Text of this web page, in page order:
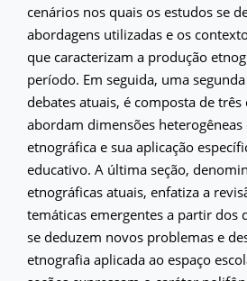
cenários nos quais os estudos se
abordagens utilizadas e os
que caracterizam a produção
período. Em seguida, uma
debates atuais, é composta de
abordam dimensões heterogêneas
etnográfica e sua aplicação
educativo. A última seção,
etnográficas atuais, enfatiza a
temáticas emergentes a partir dos
se deduzem novos problemas e
etnografia aplicada ao espaço